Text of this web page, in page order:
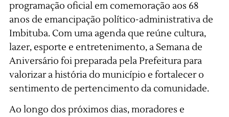
programação oficial em comemoração aos 68
anos de emancipação político-administrativa de
Imbituba. Com uma agenda que reúne cultura,
lazer, esporte e entretenimento, a Semana de
Aniversário foi preparada pela Prefeitura para
valorizar a história do município e fortalecer o
sentimento de pertencimento da comunidade.
Ao longo dos próximos dias, moradores e